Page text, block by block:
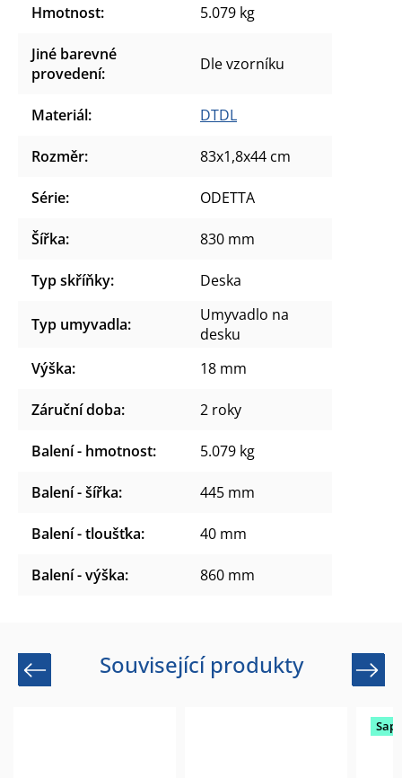
Hmotnost: 5.079 kg
Jiné barevné
provedení: Dle vzorníku
Materiál: DTDL
Rozměr: 83x1,8x44 cm
Série: ODETTA
Šířka: 830 mm
Typ skříňky: Deska
Typ umyvadla:
Umyvadlo na
desku
Výška: 18 mm
Záruční doba: 2 roky
Balení - hmotnost: 5.079 kg
Balení - šířka: 445 mm
Balení - tloušťka: 40 mm
Balení - výška: 860 mm
Související produkty
Previous Next